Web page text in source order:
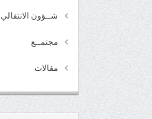
شــؤون الانتقالي
مجتمــع
مقالات